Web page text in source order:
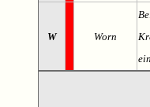
W Worn